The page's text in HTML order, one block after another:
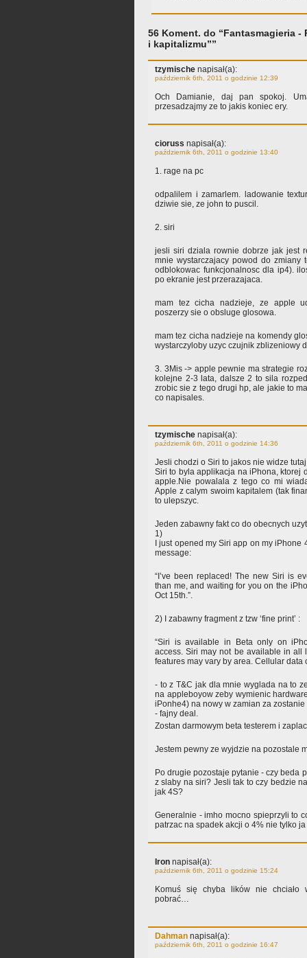
56 Koment. do “Fantasmagieria -
i kapitalizmu””
tzymische napisał(a):
październik 6th, 2011 o godzinie 12:39
Och Damianie, daj pan spokoj.
przesadzajmy ze to jakis koniec ery.
cioruss napisał(a):
październik 6th, 2011 o godzinie 13:40
1. rage na pc
odpalilem i zamarlem. ladowanie
dziwie sie, ze john to puscil.
2. siri
jesli siri dziala rownie dobrze jak jest
mnie wystarczajacy powod do zmiany
odblokowac funkcjonalnosc dla ip4).
po ekranie jest przerazajaca.
mam tez cicha nadzieje, ze apple
poszerzy sie o obsluge glosowa.
mam tez cicha nadzieje na komendy
wystarczyloby uzyc czujnik zblizeniowy
3. 3Mis -> apple pewnie ma strategie
kolejne 2-3 lata, dalsze 2 to sila
zrobic sie z tego drugi hp, ale jakie to
co napisales.
tzymische napisał(a):
październik 6th, 2011 o godzinie 14:36
Jesli chodzi o Siri to jakos nie widze
Siri to byla applikacja na iPhona, ktorej
apple.Nie powalala z tego co mi
Apple z calym swoim kapitalem (tak
to ulepszyc.
Jeden zabawny fakt co do obecnych
1)
I just opened my Siri app on my
message:
“I’ve been replaced! The new Siri is
than me, and waiting for you on the
Oct 15th.”.
2) I zabawny fragment z tzw ‘fine print’ :
“Siri is available in Beta only on
access. Siri may not be available in all
features may vary by area. Cellular data
- to z T&C jak dla mnie wyglada na to
na appleboyow zeby wymienic
iPonhe4) na nowy w zamian za
- fajny deal.
Zostan darmowym beta testerem i
Jestem pewny ze wyjdzie na pozostale
Po drugie pozostaje pytanie - czy beda
z slaby na siri? Jesli tak to czy bedzie
jak 4S?
Generalnie - imho mocno spieprzyli to
patrzac na spadek akcji o 4% nie tylko
Iron napisał(a):
październik 6th, 2011 o godzinie 15:24
Komuś się chyba lików nie chciało
pobrać…
Dahman napisał(a):
październik 6th, 2011 o godzinie 16:47